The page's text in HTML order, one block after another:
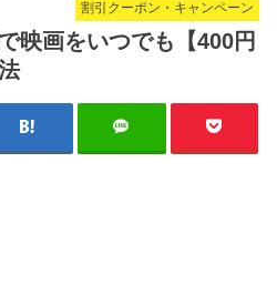
割引クーポン・キャンペーン
映画をいつでも【400円